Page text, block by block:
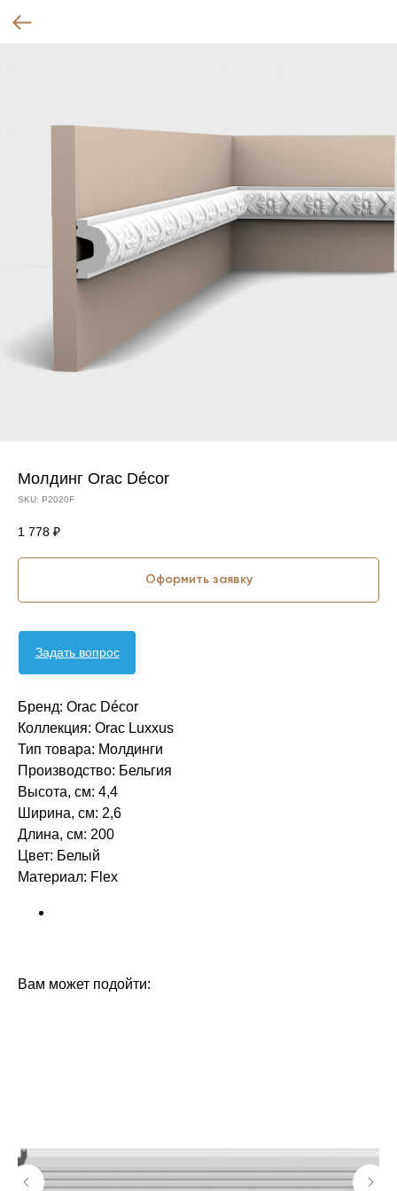
Молдинг Orac Décor
SKU: P2020F
1 778 ₽
Оформить заявку
Задать вопрос
Бренд: Orac Décor
Коллекция: Orac Luxxus
Тип товара: Молдинги
Производство: Бельгия
Высота, см: 4,4
Ширина, см: 2,6
Длина, см: 200
Цвет: Белый
Материал: Flex ‎‎
Вам может подойти: